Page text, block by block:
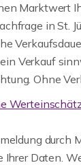
Marktwert
in St.
Verkauf
Ohne
durch
Ihrer Daten.